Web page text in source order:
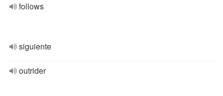
follows
siguiente
outrider